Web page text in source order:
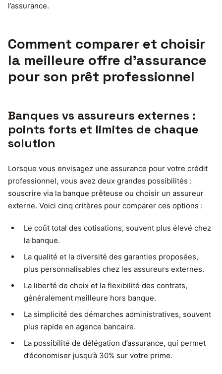
l’assurance.
Comment comparer et choisir
la meilleure offre d’assurance
pour son prêt professionnel
Banques vs assureurs externes :
points forts et limites de chaque
solution
Lorsque vous envisagez une assurance pour votre crédit
professionnel, vous avez deux grandes possibilités :
souscrire via la banque prêteuse ou choisir un assureur
externe. Voici cinq critères pour comparer ces options :
Le coût total des cotisations, souvent plus élevé chez
la banque.
La qualité et la diversité des garanties proposées,
plus personnalisables chez les assureurs externes.
La liberté de choix et la flexibilité des contrats,
généralement meilleure hors banque.
La simplicité des démarches administratives, souvent
plus rapide en agence bancaire.
La possibilité de délégation d’assurance, qui permet
d’économiser jusqu’à 30% sur votre prime.